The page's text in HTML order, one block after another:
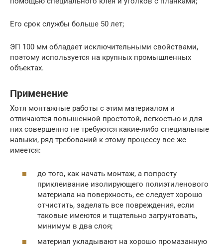
Его срок службы больше 50 лет;
ЭП 100 мм обладает исключительными свойствами,
поэтому используется на крупных промышленных
объектах.
Применение
Хотя монтажные работы с этим материалом и
отличаются повышенной простотой, легкостью и для
них совершенно не требуются какие-либо специальные
навыки, ряд требований к этому процессу все же
имеется:
до того, как начать монтаж, а попросту
приклеивание изолирующего полиэтиленового
материала на поверхность, ее следует хорошо
отчистить, заделать все повреждения, если
таковые имеются и тщательно загрунтовать,
минимум в два слоя;
материал укладывают на хорошо промазанную